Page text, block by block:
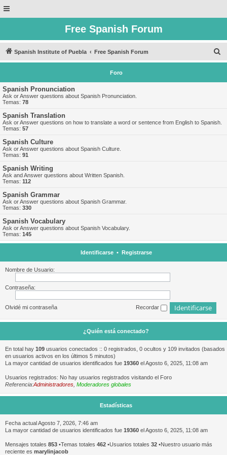
Free Spanish Forum
Spanish Institute of Puebla Free Spanish Forum
u
Foro
Spanish Pronunciation
Ask or Answer questions about Spanish Pronunciation.
Temas: 78
Spanish Translation
Ask or Answer questions on how to translate a word or sentence from English to Spanish.
Temas: 57
Spanish Culture
Ask or Answer questions about Spanish Culture.
Temas: 91
Spanish Writing
Ask and Answer questions about Written Spanish.
Temas: 112
Spanish Grammar
Ask or Answer questions about Spanish Grammar.
Temas: 330
Spanish Vocabulary
Ask or Answer questions about Spanish Vocabulary.
Temas: 145
Identificarse• Registrarse
Nombre de Usuario:
Contraseña:
Olvidé mi contraseña Recordar
¿Quién está conectado?
En total hay 109 usuarios conectados :: 0 registrados, 0 ocultos y 109 invitados (basados
en usuarios activos en los últimos 5 minutos)
La mayor cantidad de usuarios identificados fue 19360 el Agosto 6, 2025, 11:08 am
Usuarios registrados: No hay usuarios registrados visitando el Foro
Referencia:Administradores Moderadores globales
Estadísticas
Fecha actual Agosto 7, 2026, 7:46 am
La mayor cantidad de usuarios identificados fue 19360 el Agosto 6, 2025, 11:08 am
Mensajes totales 853 •Temas totales 462 •Usuarios totales 32 •Nuestro usuario más
reciente es marylinjacob